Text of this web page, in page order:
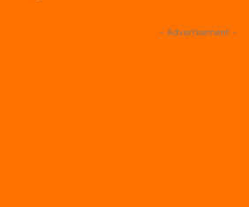
- Advertisement -